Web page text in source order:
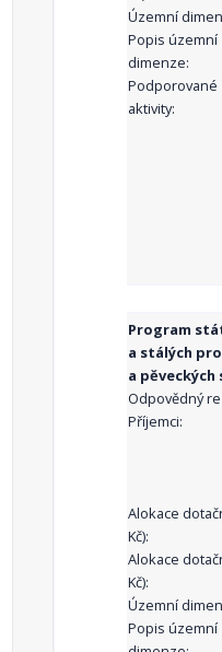
Územní
Popis územní
dimenze:
Podporované
aktivity:
Program
a stálých
a pěveckých
Odpovědný
Příjemci:
Alokace
Kč):
Alokace
Kč):
Územní
Popis územní